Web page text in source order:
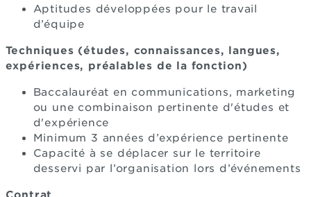
Aptitudes développées pour le travail
d’équipe
Techniques (études, connaissances, langues,
expériences, préalables de la fonction)
Baccalauréat en communications, marketing
ou une combinaison pertinente d'études et
d'expérience
Minimum 3 années d’expérience pertinente
Capacité à se déplacer sur le territoire
desservi par l’organisation lors d’événements